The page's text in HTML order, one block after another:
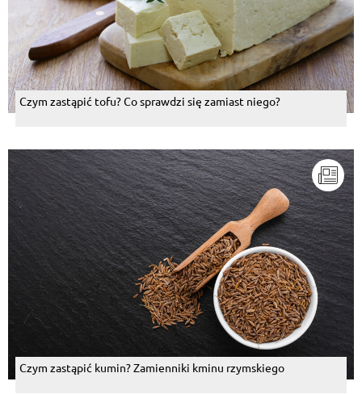
Czym zastąpić tofu? Co sprawdzi się zamiast niego?
Czym zastąpić kumin? Zamienniki kminu rzymskiego